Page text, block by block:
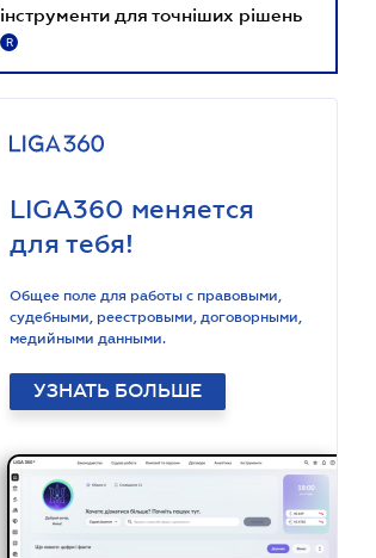
інструменти для точніших рішень
R
LIGA360 меняется
для тебя!
Общее поле для работы с правовыми,
судебными, реестровыми, договорными,
медийными данными.
УЗНАТЬ БОЛЬШЕ